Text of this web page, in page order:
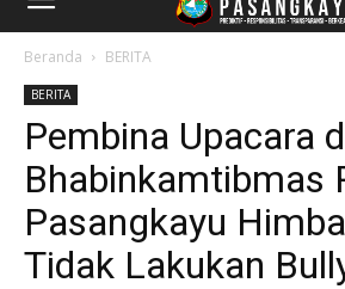
Beranda BERITA
BERITA
Pembina Upacara
Bhabinkamtibmas
Pasangkayu
Tidak Lakukan